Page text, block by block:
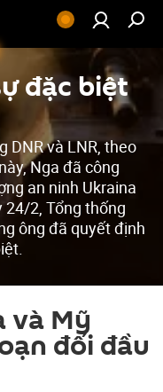
đặc biệt
DNR và LNR, theo
Nga đã công
an ninh Ukraina
2, Tổng thống
ông đã quyết định
và Mỹ
đối đầu